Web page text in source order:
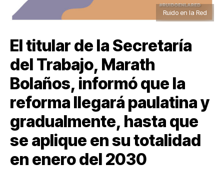
Ruido en la Red
El titular de la Secretaría
del Trabajo, Marath
Bolaños, informó que la
reforma llegará paulatina y
gradualmente, hasta que
se aplique en su totalidad
en enero del 2030